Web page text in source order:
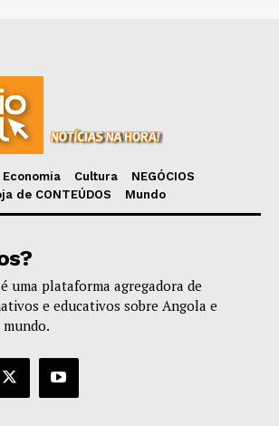
Economia Cultura
NEGÓCIOS
de CONTEÚDOS
Mundo
uma plataforma agregadora de
e educativos sobre Angola e